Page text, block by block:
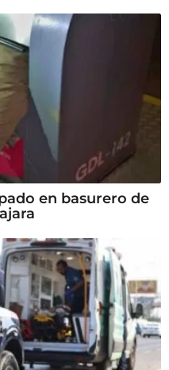
en basurero de